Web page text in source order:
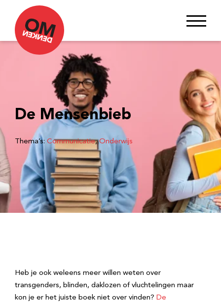
De Mensenbieb
Thema’s: Communicatie, Onderwijs
Heb je ook weleens meer willen weten over
transgenders, blinden, daklozen of vluchtelingen maar
kon je er het juiste boek niet over vinden? De